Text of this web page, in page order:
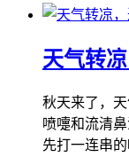
天气转
秋天来了，
喷嚏和流清
先打一连串